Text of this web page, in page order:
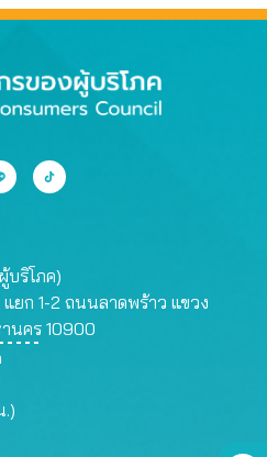
บริโภค)
แยก 1-2 ถนนลาดพร้าว แขวง
นคร 10900
.)